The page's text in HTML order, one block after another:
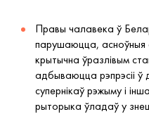
Правы чалавека ў
парушаюцца, асноўныя
крытычна ўразлівым
адбываюцца рэпрэсіі ў
супернікаў рэжыму і
рыторыка ўладаў у